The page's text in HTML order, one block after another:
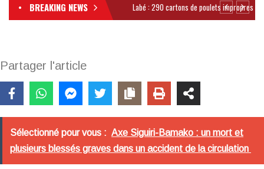
BREAKING NEWS
Partager l'article
Sélectionné pour vous : Axe Siguiri-Bamako : un mort et
plusieurs blessés graves dans un accident de la circulation